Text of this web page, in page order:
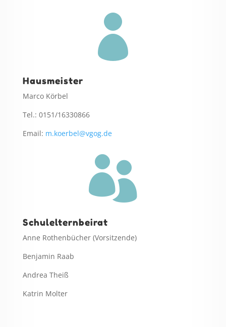

Hausmeister
Marco Körbel
Tel.: 0151/16330866
Email: m.koerbel@vgog.de

Schulelternbeirat
Anne Rothenbücher (Vorsitzende)
Benjamin Raab
Andrea Theiß
Katrin Molter